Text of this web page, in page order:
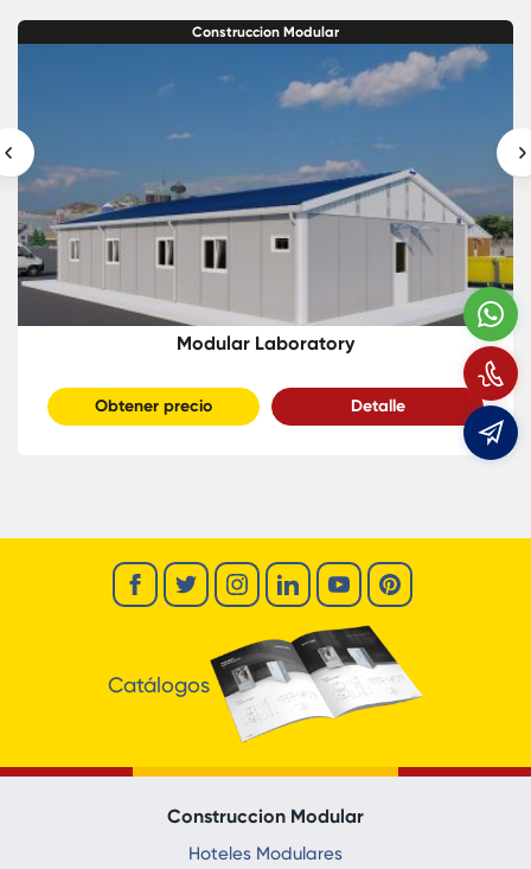
Construccion Modular
Modular Laboratory
Obtener precio Detalle
Catálogos
Construccion Modular
Hoteles Modulares